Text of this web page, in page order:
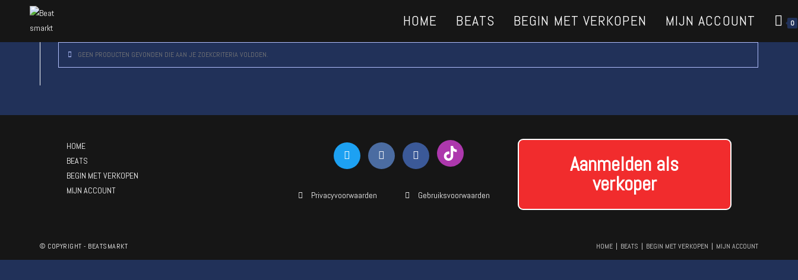
HOME BEATS BEGIN MET VERKOPEN MIJN ACCOUNT 0
GEEN PRODUCTEN GEVONDEN DIE AAN JE ZOEKCRITERIA VOLDOEN.
HOME
BEATS
BEGIN MET VERKOPEN
MIJN ACCOUNT
Privacyvoorwaarden Gebruiksvoorwaarden
Aanmelden als
verkoper
HOME BEATS BEGIN MET VERKOPEN MIJN ACCOUNT
© COPYRIGHT - BEATSMARKT